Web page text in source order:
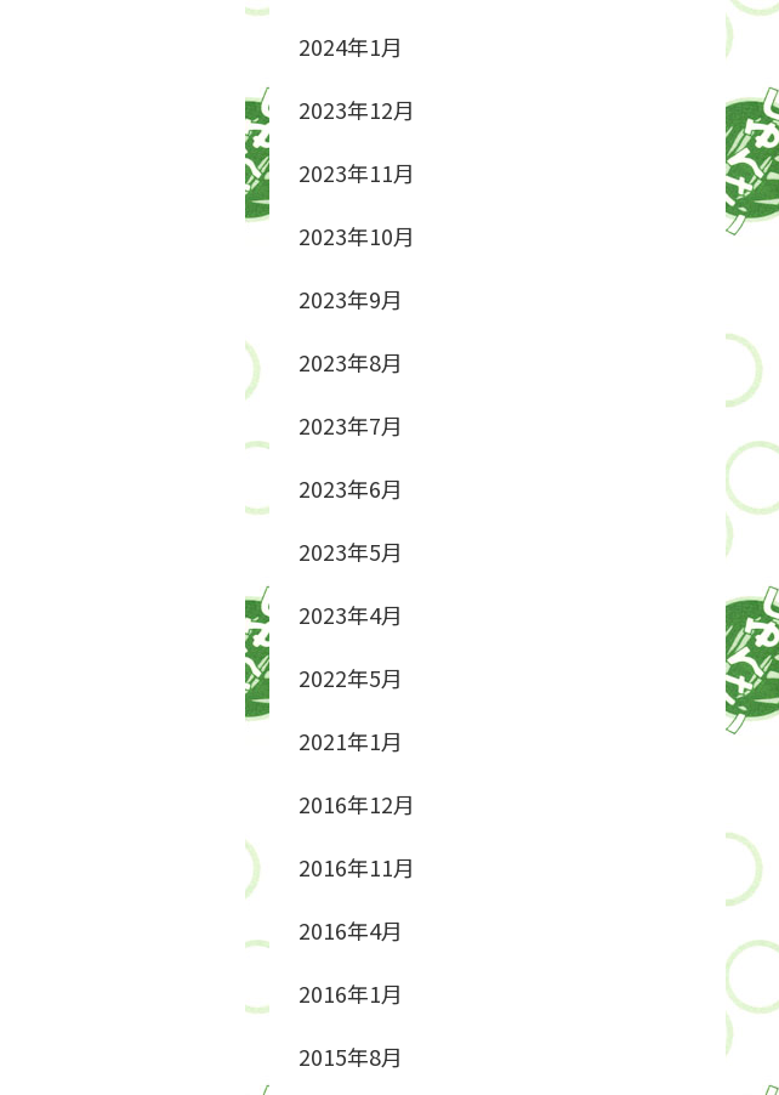
2024年1月
2023年12月
2023年11月
2023年10月
2023年9月
2023年8月
2023年7月
2023年6月
2023年5月
2023年4月
2022年5月
2021年1月
2016年12月
2016年11月
2016年4月
2016年1月
2015年8月